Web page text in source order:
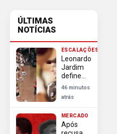
ÚLTIMAS
NOTÍCIAS
ESCALAÇÕES
Leonardo
Jardim
define
escalação
do
Flamengo
enfrentar
o Vitória
46 minutos
atrás
MERCADO
Após